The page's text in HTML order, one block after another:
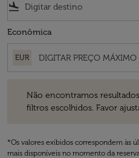
flight_land
Econômica
EUR
Não encontramos
filtros escolhidos. Favor
*Os valores exibidos correspondem às
mais disponíveis no momento da